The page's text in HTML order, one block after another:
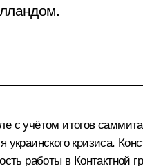
с учётом итогов саммита
кризиса.
работы в Контактной